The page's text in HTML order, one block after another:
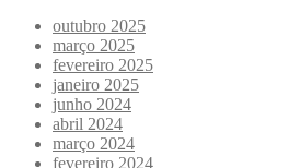
outubro 2025
março 2025
fevereiro 2025
janeiro 2025
junho 2024
abril 2024
março 2024
fevereiro 2024